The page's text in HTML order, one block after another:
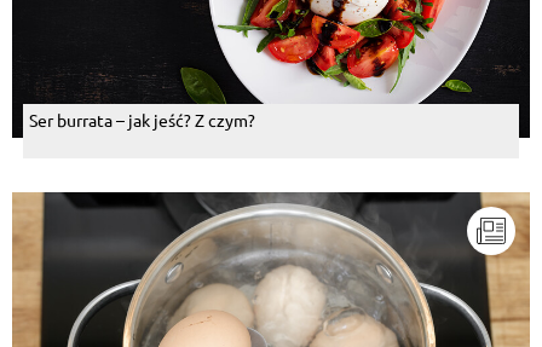
Ser burrata – jak jeść? Z czym?